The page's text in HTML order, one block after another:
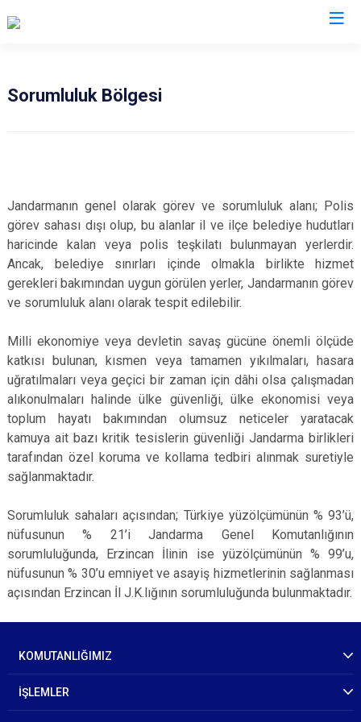
Sorumluluk Bölgesi
Jandarmanın genel olarak görev ve sorumluluk alanı; Polis
görev sahası dışı olup, bu alanlar il ve ilçe belediye hudutları
haricinde kalan veya polis teşkilatı bulunmayan yerlerdir.
Ancak, belediye sınırları içinde olmakla birlikte hizmet
gerekleri bakımından uygun görülen yerler, Jandarmanın görev
ve sorumluluk alanı olarak tespit edilebilir.
Milli ekonomiye veya devletin savaş gücüne önemli ölçüde
katkısı bulunan, kısmen veya tamamen yıkılmaları, hasara
uğratılmaları veya geçici bir zaman için dâhi olsa çalışmadan
alıkonulmaları halinde ülke güvenliği, ülke ekonomisi veya
toplum hayatı bakımından olumsuz neticeler yaratacak
kamuya ait bazı kritik tesislerin güvenliği Jandarma birlikleri
tarafından özel koruma ve kollama tedbiri alınmak suretiyle
sağlanmaktadır.
Sorumluluk sahaları açısından; Türkiye yüzölçümünün % 93’ü,
nüfusunun % 21’i Jandarma Genel Komutanlığının
sorumluluğunda, Erzincan İlinin ise yüzölçümünün % 99’u,
nüfusunun % 30’u emniyet ve asayiş hizmetlerinin sağlanması
açısından Erzincan İl J.K.lığının sorumluluğunda bulunmaktadır.
KOMUTANLIĞIMIZ
İŞLEMLER